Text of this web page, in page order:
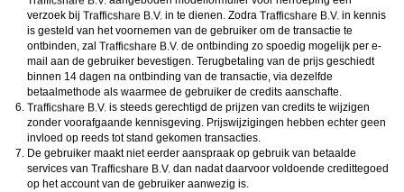
verzoek bij
in te dienen. Zodra
in kennis
is gesteld van het voornemen van de gebruiker om de transactie te
ontbinden, zal
de ontbinding zo spoedig mogelijk per e-
mail aan de gebruiker bevestigen. Terugbetaling van de prijs geschiedt
binnen 14 dagen na ontbinding van de transactie, via dezelfde
betaalmethode als waarmee de gebruiker de credits aanschafte.
is steeds gerechtigd de prijzen van credits te wijzigen
zonder voorafgaande kennisgeving. Prijswijzigingen hebben echter geen
invloed op reeds tot stand gekomen transacties.
De gebruiker maakt niet eerder aanspraak op gebruik van betaalde
services van
dan nadat daarvoor voldoende credittegoed
op het account van de gebruiker aanwezig is.